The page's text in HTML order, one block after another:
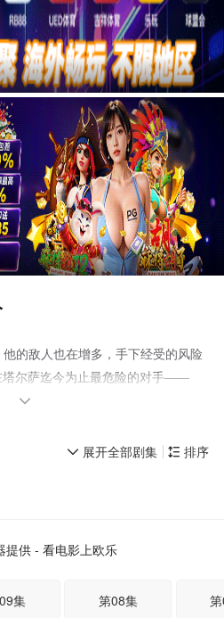
的敌人也在增多，手下经受的风险
塔尔萨迄今为止最危险的对手——
底的老牌家族并不遵循旧世界的规

 排序
 展开全部剧集
供 - 看电影上欧乐
集 第08集